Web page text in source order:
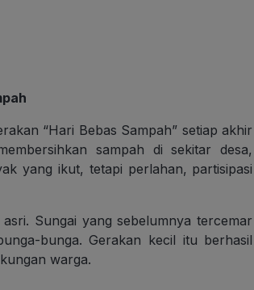
“Hari Bebas Sampah” setiap akhir
sampah di sekitar desa,
yang ikut, tetapi perlahan, partisipasi
Sungai yang sebelumnya tercemar
bunga. Gerakan kecil itu berhasil
warga.